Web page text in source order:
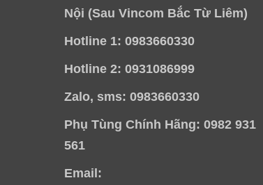
Nội (Sau Vincom Bắc Từ Liêm)
Hotline 1: 0983660330
Hotline 2: 0931086999
Zalo, sms: 0983660330
Phụ Tùng Chính Hãng: 0982 931
561
Email: